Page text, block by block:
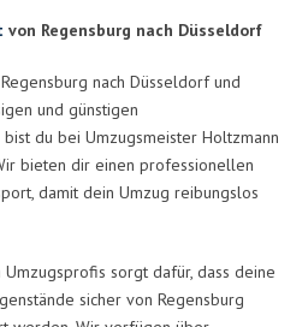
von Regensburg nach Düsseldorf
nach Düsseldorf und
und günstigen
du bei Umzugsmeister Holtzmann
bieten dir einen professionellen
damit dein Umzug reibungslos
sorgt dafür, dass deine
sicher von Regensburg